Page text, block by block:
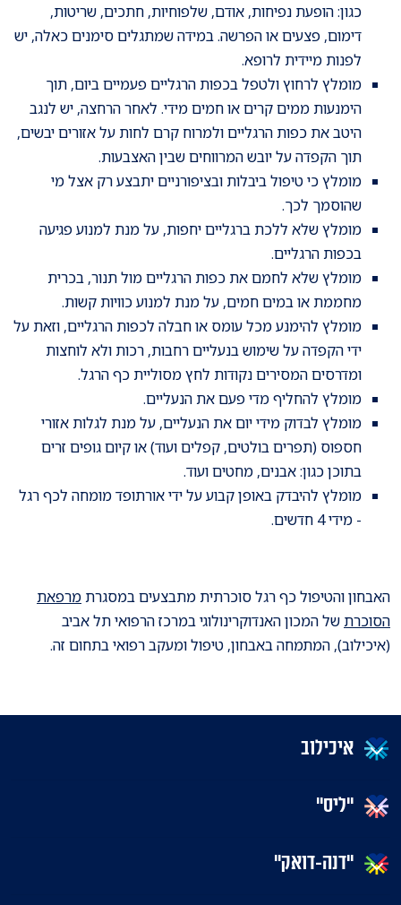
כגון: הופעת נפיחות, אודם, שלפוחיות, חתכים, שריטות,
דימום, פצעים או הפרשה. במידה שמתגלים סימנים כאלה, יש
לפנות מיידית לרופא.
מומלץ לרחוץ ולטפל בכפות הרגליים פעמיים ביום, תוך
הימנעות ממים קרים או חמים מידי. לאחר הרחצה, יש לנגב
היטב את כפות הרגליים ולמרוח קרם לחות על אזורים יבשים,
תוך הקפדה על יובש המרווחים שבין האצבעות.
מומלץ כי טיפול ביבלות ובציפורניים יתבצע רק אצל מי
שהוסמך לכך.
מומלץ שלא ללכת ברגליים יחפות, על מנת למנוע פגיעה
בכפות הרגליים.
מומלץ שלא לחמם את כפות הרגליים מול תנור, בכרית
מחממת או במים חמים, על מנת למנוע כוויות קשות.
מומלץ להימנע מכל עומס או חבלה לכפות הרגליים, וזאת על
ידי הקפדה על שימוש בנעליים רחבות, רכות ולא לוחצות
ומדרסים המסירים נקודות לחץ מסוליית כף הרגל.
מומלץ להחליף מדי פעם את הנעליים.
מומלץ לבדוק מידי יום את הנעליים, על מנת לגלות אזורי
חספוס (תפרים בולטים, קפלים ועוד) או קיום גופים זרים
בתוכן כגון: אבנים, מחטים ועוד.
מומלץ להיבדק באופן קבוע על ידי אורתופד מומחה לכף רגל
- מידי 4 חדשים.
האבחון והטיפול כף רגל סוכרתית מתבצעים במסגרתמרפאת
הסוכרתשל המכון האנדוקרינולוגי במרכז הרפואי תל אביב
(איכילוב), המתמחה באבחון, טיפול ומעקב רפואי בתחום זה.
איכילוב
"ליס"
"דנה-דואק"